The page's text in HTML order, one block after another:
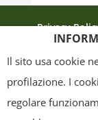
Privacy
Il sito usa cookie
profilazione. I
regolare